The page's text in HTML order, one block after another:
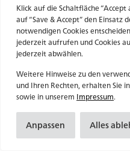
Klick auf die Schaltfläche
auf “Save & Accept” den Einsatz
notwendigen Cookies
jederzeit aufrufen und Cookies
jederzeit abwählen.
Weitere Hinweise zu den
und Ihren Rechten, erhalten Sie
sowie in unserem Impressum.
Anpassen Alles
Datenschutzerklärung
Impressum